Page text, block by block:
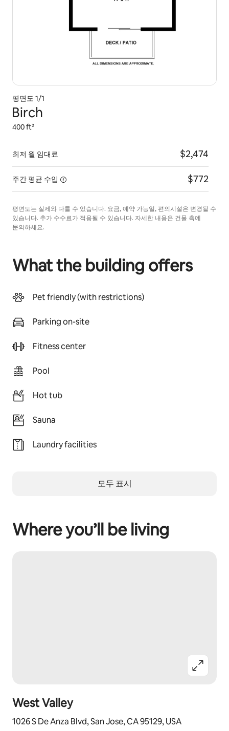
평면도 1/1
Birch
400 ft²
최저 월 임대료 $2,474
주간 평균 수입 $772
평면도는 실제와 다를 수 있습니다. 요금, 예약 가능일, 편의시설은 변경될 수
있습니다. 추가 수수료가 적용될 수 있습니다. 자세한 내용은 건물 측에
문의하세요.
What the building offers
Pet friendly (with restrictions)
Parking on-site
Fitness center
Pool
Hot tub
Sauna
Laundry facilities
모두 표시
Where you’ll be living
West Valley
1026 S De Anza Blvd, San Jose, CA 95129, USA